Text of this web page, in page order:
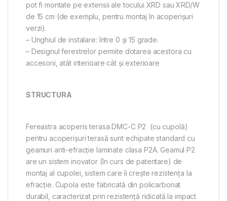
pot fi montate pe extensii ale tocului XRD sau XRD/W
de 15 cm (de exemplu, pentru montaj în acoperișuri
verzi).
– Unghiul de instalare: între 0 și 15 grade.
– Designul ferestrelor permite dotarea acestora cu
accesorii, atât interioare cât și exterioare
STRUCTURA
Fereastra acoperis terasa DMC-C P2 (cu cupolă)
pentru acoperișuri terasă sunt echipate standard cu
geamuri anti-efracție laminate clasa P2A. Geamul P2
are un sistem inovator (în curs de patentare) de
montaj al cupolei, sistem care îi crește rezistența la
efracție. Cupola este fabricată din policarbonat
durabil, caracterizat prin rezistență ridicată la impact